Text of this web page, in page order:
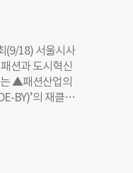
(9/18) 서울시사
션과 도시혁신
▲패션산업의
BY)’의 재클린